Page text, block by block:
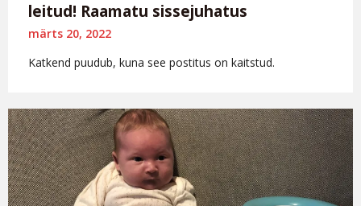
leitud! Raamatu sissejuhatus
märts 20, 2022
Katkend puudub, kuna see postitus on kaitstud.